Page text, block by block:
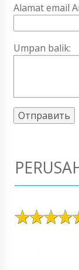
Alamat email
Umpan balik: